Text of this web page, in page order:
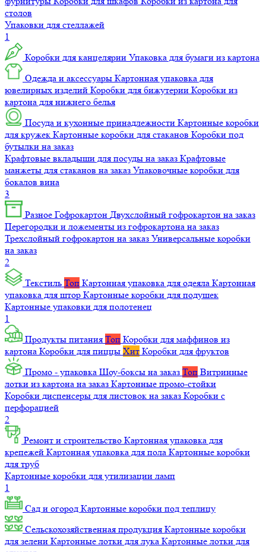
столов
Упаковки для стеллажей
1
Коробки для канцелярии Упаковка для бумаги из картона
Одежда и аксессуары Картонная упаковка для
ювелирных изделий Коробки для бижутерии Коробки из
картона для нижнего белья
Посуда и кухонные принадлежности Картонные коробки
для кружек Картонные коробки для стаканов Коробки под
бутылки на заказ
Крафтовые вкладыши для посуды на заказ Крафтовые
манжеты для стаканов на заказ Упаковочные коробки для
бокалов вина
3
Разное Гофрокартон Двухслойный гофрокартон на заказ
Перегородки и ложементы из гофрокартона на заказ
Трехслойный гофрокартон на заказ Универсальные коробки
на заказ
2
Текстиль Топ Картонная упаковка для одеяла Картонная
упаковка для штор Картонные коробки для подушек
Картонные упаковки для полотенец
1
Продукты питания Топ Коробки для маффинов из
картона Коробки для пиццы Хит Коробки для фруктов
Промо - упаковка Шоу-боксы на заказ Топ Витринные
лотки из картона на заказ Картонные промо-стойки
Коробки диспенсеры для листовок на заказ Коробки с
перфорацией
2
Ремонт и строительство Картонная упаковка для
крепежей Картонная упаковка для пола Картонные коробки
для труб
Картонные коробки для утилизации ламп
1
Сад и огород Картонные коробки под теплицу
Сельскохозяйственная продукция Картонные коробки
для зелени Картонные лотки для лука Картонные лотки для